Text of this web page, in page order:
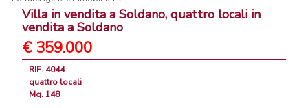
Villa in vendita a Soldano, quattro locali in
vendita a Soldano
€ 359.000
RIF. 4044
quattro locali
Mq. 148